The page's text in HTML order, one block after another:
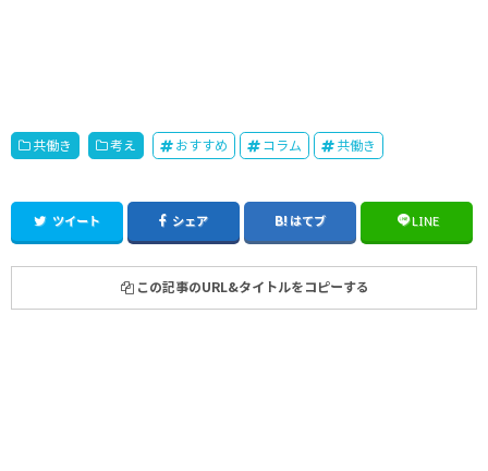
共働き 考え おすすめ コラム 共働き
ツイート シェア はてブ LINE
この記事のURL&タイトルをコピーする